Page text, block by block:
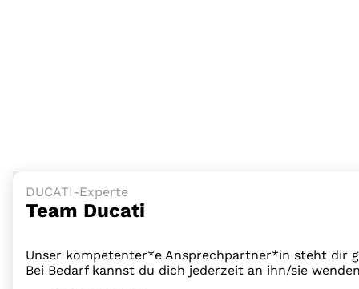
DUCATI-Experte
Team Ducati
Unser kompetenter*e Ansprechpartner*in steht dir
Bei Bedarf kannst du dich jederzeit an ihn/sie